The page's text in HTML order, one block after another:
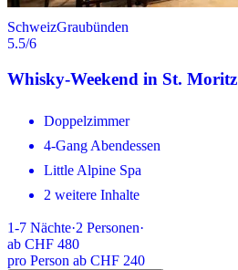
SchweizGraubünden
5.5/6
Whisky-Weekend in St. Moritz
Doppelzimmer
4-Gang Abendessen
Little Alpine Spa
2 weitere Inhalte
1-7 Nächte·2 Personen·
ab CHF 480
pro Person ab CHF 240